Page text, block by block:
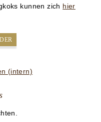
kunnen zich hier